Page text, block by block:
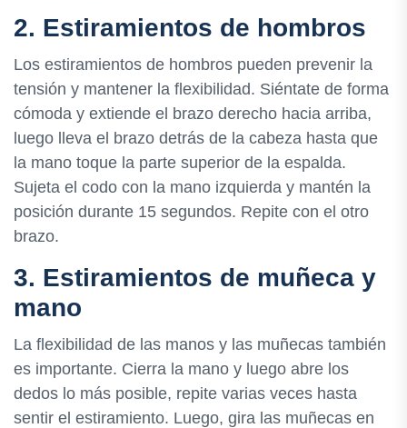
2. Estiramientos de hombros
Los estiramientos de hombros pueden prevenir la
tensión y mantener la flexibilidad. Siéntate de forma
cómoda y extiende el brazo derecho hacia arriba,
luego lleva el brazo detrás de la cabeza hasta que
la mano toque la parte superior de la espalda.
Sujeta el codo con la mano izquierda y mantén la
posición durante 15 segundos. Repite con el otro
brazo.
3. Estiramientos de muñeca y
mano
La flexibilidad de las manos y las muñecas también
es importante. Cierra la mano y luego abre los
dedos lo más posible, repite varias veces hasta
sentir el estiramiento. Luego, gira las muñecas en